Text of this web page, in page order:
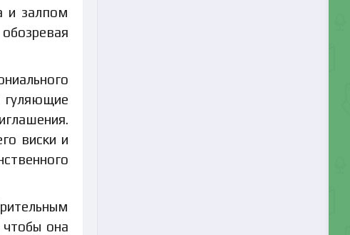
и залпом
гуляющие
виски и
она